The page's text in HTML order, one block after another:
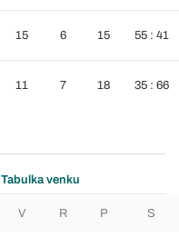
15 6 15 55 : 41
11 7 18 35 : 66
Tabulka venku
V R P S